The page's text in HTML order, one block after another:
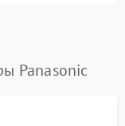
Panasonic